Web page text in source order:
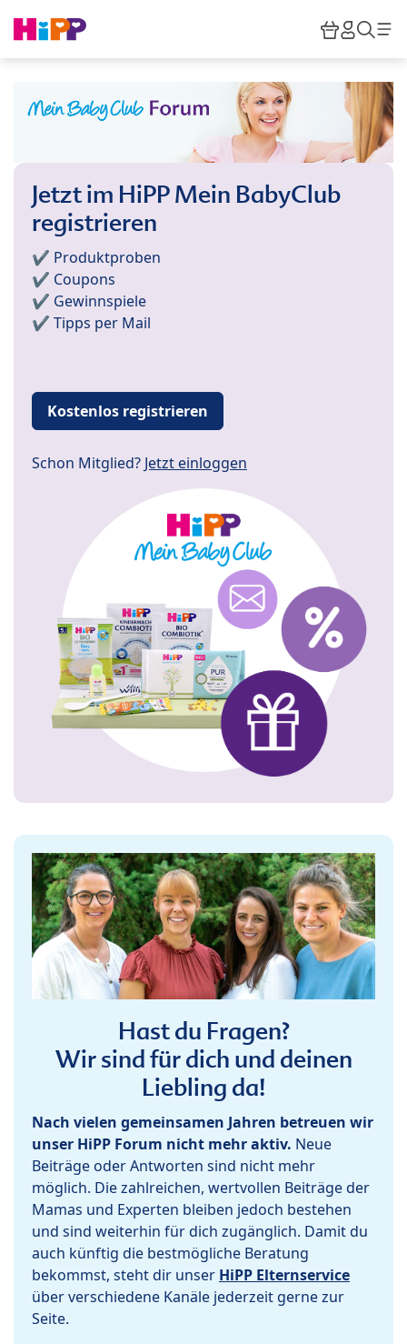
HiPP
Jetzt im HiPP Mein BabyClub
registrieren
✔️ Produktproben
✔️ Coupons
✔️ Gewinnspiele
✔️ Tipps per Mail
Kostenlos registrieren
Schon Mitglied? Jetzt einloggen
Hast du Fragen?
Wir sind für dich und deinen
Liebling da!
Nach vielen gemeinsamen Jahren betreuen wir
unser HiPP Forum nicht mehr aktiv. Neue
Beiträge oder Antworten sind nicht mehr
möglich. Die zahlreichen, wertvollen Beiträge der
Mamas und Experten bleiben jedoch bestehen
und sind weiterhin für dich zugänglich. Damit du
auch künftig die bestmögliche Beratung
bekommst, steht dir unser HiPP Elternservice
über verschiedene Kanäle jederzeit gerne zur
Seite.